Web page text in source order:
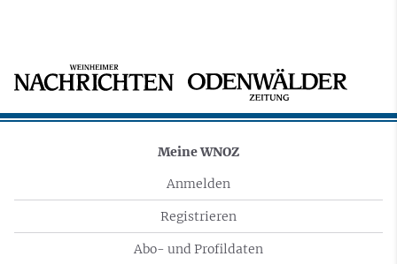
Meine WNOZ
Anmelden
Registrieren
Abo- und Profildaten